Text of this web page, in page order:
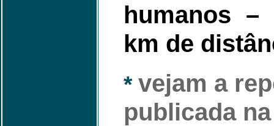
humanos –
km de
* vejam a
publicada